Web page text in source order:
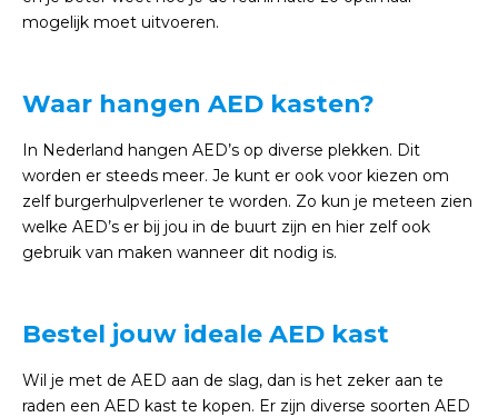
mogelijk moet uitvoeren.
Waar hangen AED kasten?
In Nederland hangen AED’s op diverse plekken. Dit
worden er steeds meer. Je kunt er ook voor kiezen om
zelf burgerhulpverlener te worden. Zo kun je meteen zien
welke AED’s er bij jou in de buurt zijn en hier zelf ook
gebruik van maken wanneer dit nodig is.
Bestel jouw ideale AED kast
Wil je met de AED aan de slag, dan is het zeker aan te
raden een AED kast te kopen. Er zijn diverse soorten AED